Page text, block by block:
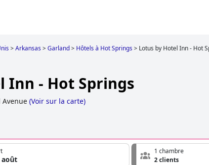
>Arkansas>Garland> Hôtels à Hot Springs> Lotus by Hotel Inn - Hot
Inn - Hot Springs
Avenue (Voir sur la carte)
août
1 chambre
2 clients